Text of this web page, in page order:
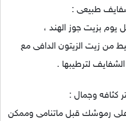
طبيعى :
بزيت جوز الهند ،
من زيت الزيتون الدافى مع
الشفايف لترطيبها .
كثافه وجمال :
رموشك قبل ماتنامى وممكن